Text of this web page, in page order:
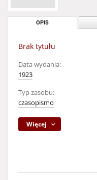
OPIS
Brak tytułu
Data wydania:
1923
Typ zasobu:
czasopismo
Więcej